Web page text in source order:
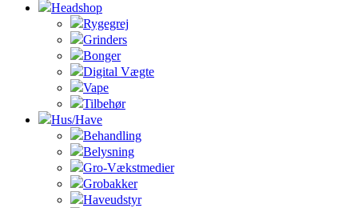
Headshop
Rygegrej
Grinders
Bonger
Digital Vægte
Vape
Tilbehør
Hus/Have
Behandling
Belysning
Gro-Vækstmedier
Grobakker
Haveudstyr